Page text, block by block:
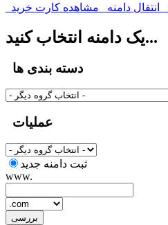
انتقال دامنه مشاهده کارت خرید
یک دامنه انتخاب کنید...
دسته بندی ها
عملیات
ثبت دامنه جدید
www.
بررسی